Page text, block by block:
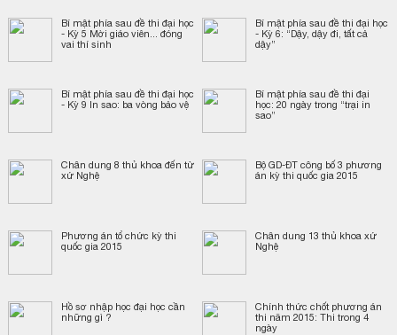
Bí mật phía sau đề thi đại học
- Kỳ 5 Mời giáo viên... đóng
vai thí sinh
Bí mật phía sau đề thi đại học
- Kỳ 6: “Dậy, dậy đi, tất cả
dậy”
Bí mật phía sau đề thi đại học
- Kỳ 9 In sao: ba vòng bảo vệ
Bí mật phía sau đề thi đại
học: 20 ngày trong “trại in
sao”
Chân dung 8 thủ khoa đến từ
xứ Nghệ
Bộ GD-ĐT công bố 3 phương
án kỳ thi quốc gia 2015
Phương án tổ chức kỳ thi
quốc gia 2015
Chân dung 13 thủ khoa xứ
Nghệ
Hồ sơ nhập học đại học cần
những gì ?
Chính thức chốt phương án
thi năm 2015: Thi trong 4
ngày